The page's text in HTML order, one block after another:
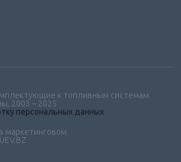
к топливным системам
2003 – 2025
персональных данных
маркетинговом